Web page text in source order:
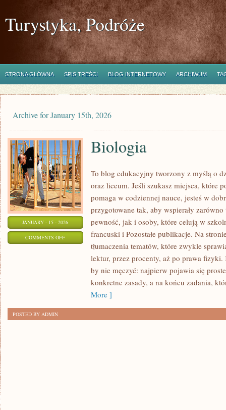
Turystyka, Podróże
STRONA GŁÓWNA SPIS TREŚCI BLOG INTERNETOWY ARCHIWUM
Archive for January 15th, 2026
JANUARY - 15 - 2026
COMMENTS OFFON
Biologia
To blog edukacyjny tworzony z myślą o
oraz liceum. Jeśli szukasz miejsca, które
pomaga w codziennej nauce, jesteś w
przygotowane tak, aby wspierały
pewność, jak i osoby, które celują w
francuski i Pozostałe publikacje. Na
tłumaczenia tematów, które zwykle
lektur, przez procenty, aż po prawa fizyki.
by nie męczyć: najpierw pojawia się
konkretne zasady, a na końcu zadania,
More ]
POSTED BY ADMIN